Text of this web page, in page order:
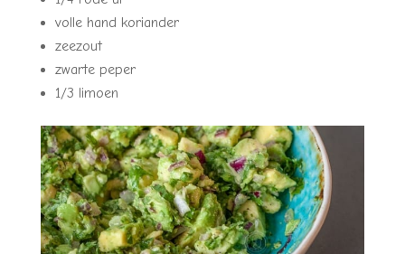
volle hand koriander
zeezout
zwarte peper
1/3 limoen